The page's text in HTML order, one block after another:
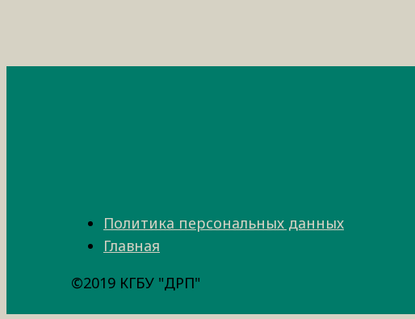
Политика персональных данных
Главная
©2019 КГБУ "ДРП"